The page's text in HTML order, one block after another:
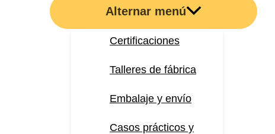
Alternar menú
Certificaciones
Talleres de fábrica
Embalaje y envío
Casos prácticos y